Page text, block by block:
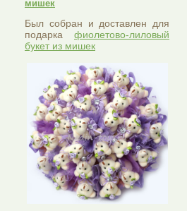
мишек
Был собран и доставлен для
подарка фиолетово-лиловый
букет из мишек